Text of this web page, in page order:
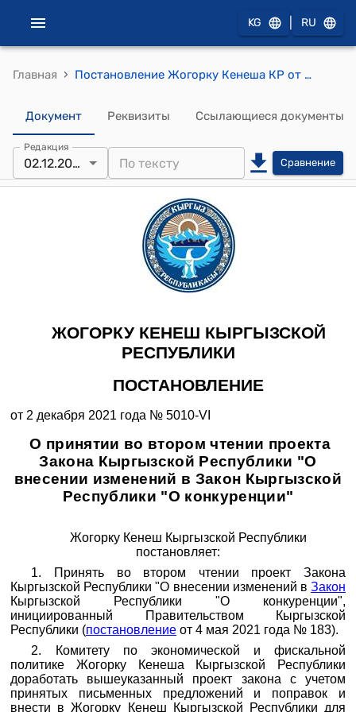
KG RU
Главная › Постановление Жогорку Кенеша КР от 2 декабря 2021 года № 5010-VI О принятии во втором чтении проекта Закона Кыргызской Республики "О внесении изменений в Закон Кыргызской Республики "О конкуренции"
Документ Реквизиты Ссылающиеся документы
Редакция
02.12.2021. Сравнение